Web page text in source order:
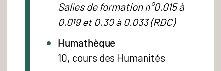
Salles de formation n°0.015 à
0.019 et 0.30 à 0.033 (RDC)
Humathèque
10, cours des Humanités